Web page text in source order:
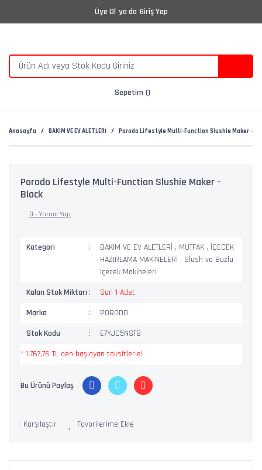
Üye Ol ya da Giriş Yap
Sepetim
Anasayfa BAKIM VE EV ALETLERİ Porodo Lifestyle Multi-Function Slushie Maker -
Porodo Lifestyle Multi-Function Slushie Maker -
Black
0 - Yorum Yap
Kategori BAKIM VE EV ALETLERİ , MUTFAK , İÇECEK
HAZIRLAMA MAKİNELERİ , Slush ve Buzlu
İçecek Makineleri
Kalan Stok Miktarı
Son 1 Adet
Marka
PORODO
Stok Kodu
E7YJC5NST8
* 1.767,76 TL den başlayan taksitlerle!
Bu Ürünü Paylaş
Karşılaştır